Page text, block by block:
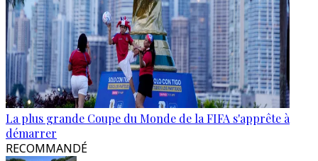
La plus grande Coupe du Monde de la FIFA s'apprête à
démarrer
RECOMMANDÉ